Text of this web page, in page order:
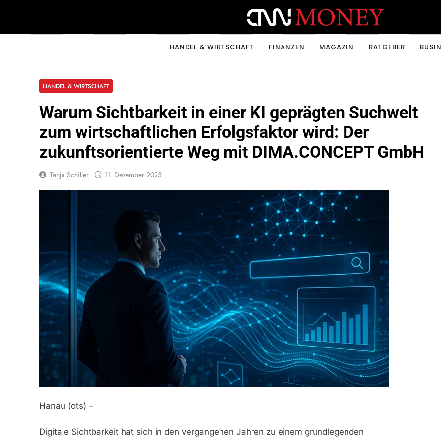
CNNMONEY.CH
HANDEL & WIRTSCHAFT FINANZEN MAGAZIN RATGEBER
HANDEL & WIRTSCHAFT
Warum Sichtbarkeit in einer KI geprägten Suchwelt
zum wirtschaftlichen Erfolgsfaktor wird: Der
zukunftsorientierte Weg mit DIMA.CONCEPT GmbH
Tanja Schiller 11. Dezember 2025
Hanau (ots) –
Digitale Sichtbarkeit hat sich in den vergangenen Jahren zu einem grundlegenden